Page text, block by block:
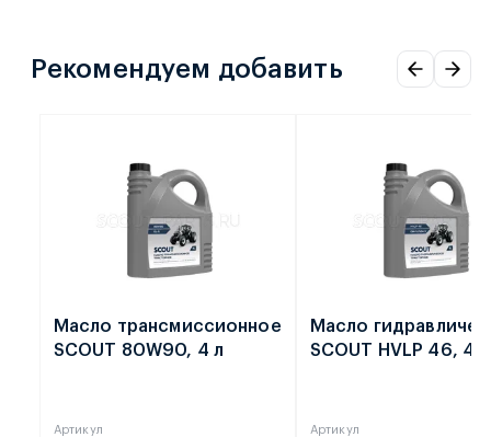
Рекомендуем добавить
Масло трансмиссионное
SCOUT 80W90, 4 л
Артикул
Масло
SCOUT HVLP 46, 4 л
Артикул